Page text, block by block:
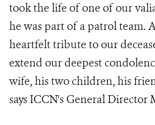
took the life of one of our
he was part of a patrol team.
heartfelt tribute to our
extend our deepest
wife, his two children, his
says ICCN's General Director